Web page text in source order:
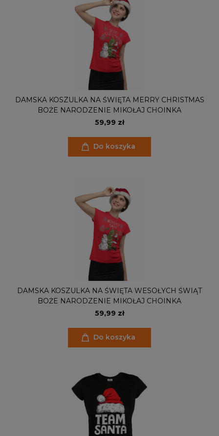
DAMSKA KOSZULKA NA ŚWIĘTA MERRY CHRISTMAS
BOŻE NARODZENIE MIKOŁAJ CHOINKA
59,99 zł
Do koszyka
DAMSKA KOSZULKA NA ŚWIĘTA WESOŁYCH ŚWIĄT
BOŻE NARODZENIE MIKOŁAJ CHOINKA
59,99 zł
Do koszyka